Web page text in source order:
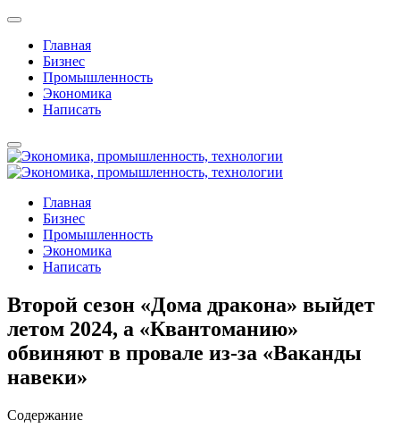
Главная
Бизнес
Промышленность
Экономика
Написать
Главная
Бизнес
Промышленность
Экономика
Написать
Второй сезон «Дома дракона» выйдет
летом 2024, а «Квантоманию»
обвиняют в провале из-за «Ваканды
навеки»
Содержание